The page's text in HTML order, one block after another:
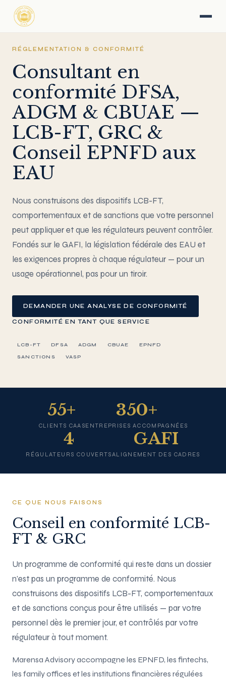
RÉGLEMENTATION & CONFORMITÉ
Consultant en
conformité DFSA,
ADGM & CBUAE —
LCB-FT, GRC &
Conseil EPNFD aux
EAU
Nous construisons des dispositifs LCB-FT,
comportementaux et de sanctions que votre personnel
peut appliquer et que les régulateurs peuvent contrôler.
Fondés sur le GAFI, la législation fédérale des EAU et
les exigences propres à chaque régulateur — pour un
usage opérationnel, pas pour un tiroir.
DEMANDER UNE ANALYSE DE CONFORMITÉ
CONFORMITÉ EN TANT QUE SERVICE
LCB-FT DFSA ADGM CBUAE
EPNFD
SANCTIONS
VASP
55+
CLIENTS CAAS
350+
ENTREPRISES ACCOMPAGNÉES
4
RÉGULATEURS COUVERTS
GAFI
ALIGNEMENT DES CADRES
CE QUE NOUS FAISONS
Conseil en conformité LCB-
FT & GRC
Un programme de conformité qui reste dans un dossier
n'est pas un programme de conformité. Nous
construisons des dispositifs LCB-FT, comportementaux
et de sanctions conçus pour être utilisés — par votre
personnel dès le premier jour, et contrôlés par votre
régulateur à tout moment.
Marensa Advisory accompagne les EPNFD, les fintechs,
les family offices et les institutions financières régulées